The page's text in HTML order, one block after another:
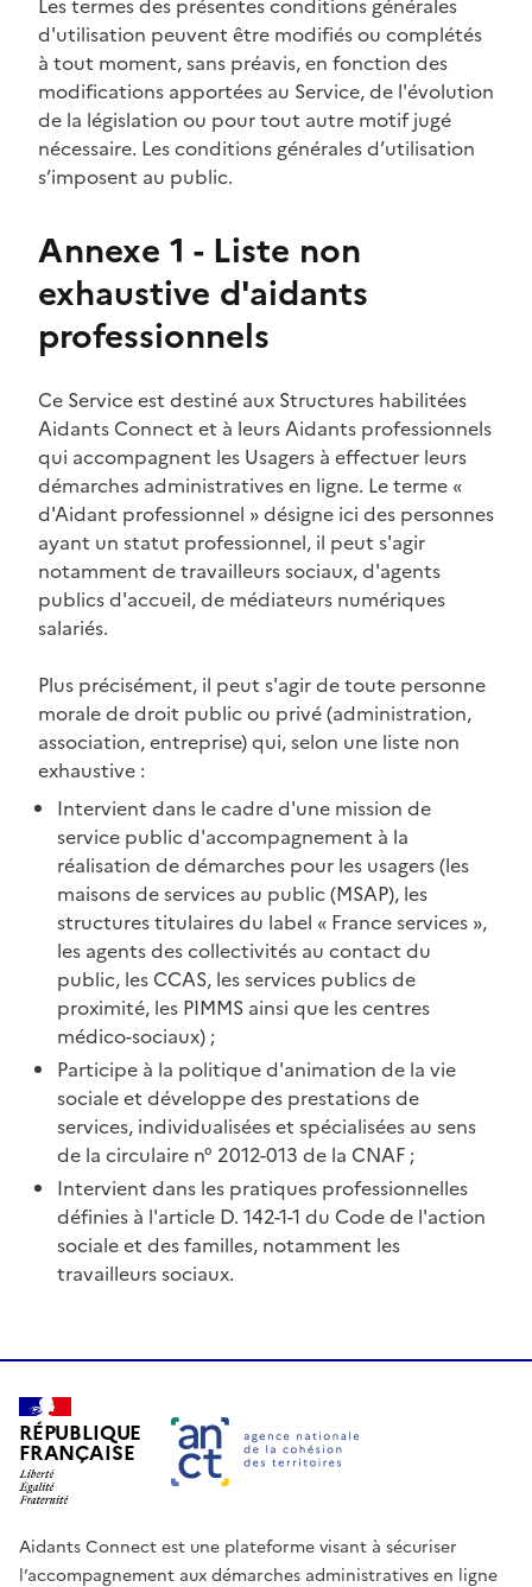
d'utilisation peuvent être modifiés ou complétés
à tout moment, sans préavis, en fonction des
modifications apportées au Service, de l'évolution
de la législation ou pour tout autre motif jugé
nécessaire. Les conditions générales d’utilisation
s’imposent au public.
Annexe 1 - Liste non
exhaustive d'aidants
professionnels
Ce Service est destiné aux Structures habilitées
Aidants Connect et à leurs Aidants professionnels
qui accompagnent les Usagers à effectuer leurs
démarches administratives en ligne. Le terme «
d'Aidant professionnel » désigne ici des personnes
ayant un statut professionnel, il peut s'agir
notamment de travailleurs sociaux, d'agents
publics d'accueil, de médiateurs numériques
salariés.
Plus précisément, il peut s'agir de toute personne
morale de droit public ou privé (administration,
association, entreprise) qui, selon une liste non
exhaustive :
Intervient dans le cadre d'une mission de
service public d'accompagnement à la
réalisation de démarches pour les usagers (les
maisons de services au public (MSAP), les
structures titulaires du label « France services »,
les agents des collectivités au contact du
public, les CCAS, les services publics de
proximité, les PIMMS ainsi que les centres
médico-sociaux) ;
Participe à la politique d'animation de la vie
sociale et développe des prestations de
services, individualisées et spécialisées au sens
de la circulaire n° 2012-013 de la CNAF ;
Intervient dans les pratiques professionnelles
définies à l'article D. 142-1-1 du Code de l'action
sociale et des familles, notamment les
travailleurs sociaux.
RÉPUBLIQUE
FRANÇAISE
Aidants Connect est une plateforme visant à sécuriser
l’accompagnement aux démarches administratives en ligne